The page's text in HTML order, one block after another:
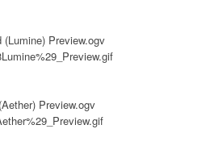
(Lumine) Preview.ogv
Preview.ogv